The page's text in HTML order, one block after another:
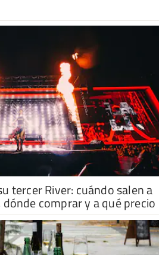
tercer River: cuándo salen a
comprar y a qué precio